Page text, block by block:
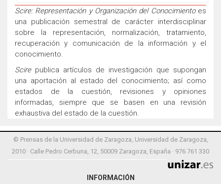
Scire: Representación y Organización del Conocimientoes
una publicación semestral de carácter interdisciplinar
sobre la representación, normalización, tratamiento,
recuperación y comunicación de la información y el
conocimiento.
Scirepublica artículos de investigación que supongan
una aportación al estado del conocimiento; así como
estados de la cuestión, revisiones y opiniones
informadas, siempre que se basen en una revisión
exhaustiva del estado de la cuestión.
© Prensas de la Universidad de Zaragoza, Universidad de Zaragoza,
2010 · Calle Pedro Cerbuna, 12, 50009 Zaragoza, España · 976 761 330
INFORMACIÓN